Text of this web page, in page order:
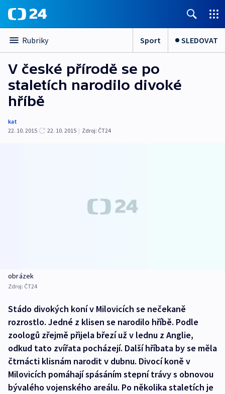
Rubriky Sport SLEDOVAT
V české přírodě se po
staletích narodilo divoké
hříbě
kat
22. 10. 2015
22. 10. 2015 | Zdroj: ČT24
obrázek
Zdroj: ČT24
Stádo divokých koní v Milovicích se nečekaně
rozrostlo. Jedné z klisen se narodilo hříbě. Podle
zoologů zřejmě přijela březí už v lednu z Anglie,
odkud tato zvířata pocházejí. Další hříbata by se měla
čtrnácti klisnám narodit v dubnu. Divocí koně v
Milovicích pomáhají spásáním stepní trávy s obnovou
bývalého vojenského areálu. Po několika staletích je